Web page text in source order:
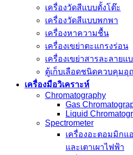
เครื่องวัดสีแบบตั้งโต๊ะ
เครื่องวัดสีแบบพกพา
เครื่องหาความชื้น
เครื่องเขย่าตะแกรงร่อน
เครื่องเขย่าสารละลายแ
ตู้เก็บเลือดชนิดควบคุม
เครื่องมือวิเคราะห์
Chromatography
Gas
Liquid
Spectrometer
เครื่องอะตอมมิกแ
และเตาเผาไฟฟ้า